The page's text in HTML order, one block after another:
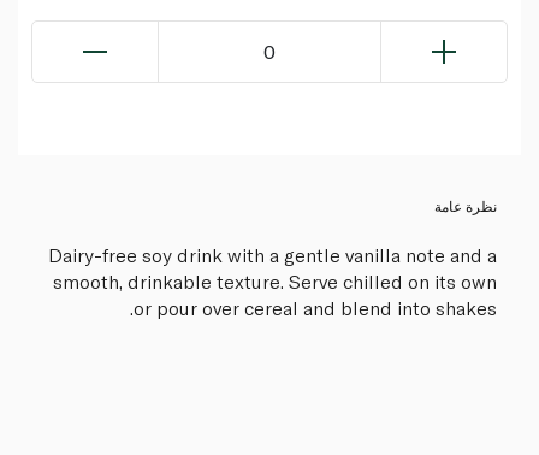
0
نظرة عامة
Dairy-free soy drink with a gentle vanilla note and a
smooth, drinkable texture. Serve chilled on its own
or pour over cereal and blend into shakes.